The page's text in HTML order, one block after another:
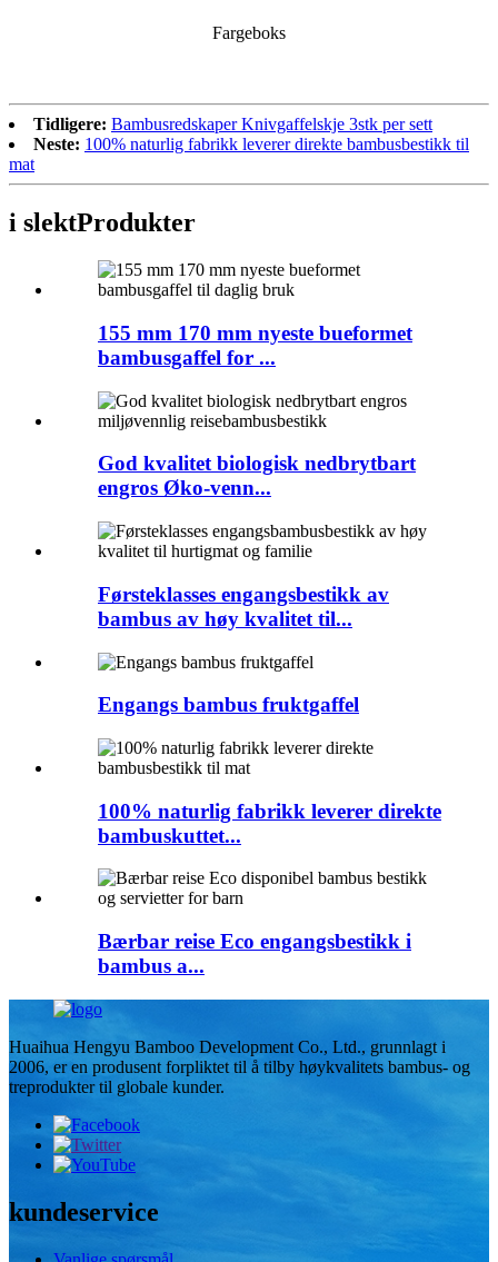
Fargeboks
Tidligere: Bambusredskaper Knivgaffelskje 3stk per sett
Neste: 100% naturlig fabrikk leverer direkte bambusbestikk til
mat
i slektProdukter
155 mm 170 mm nyeste bueformet
bambusgaffel for ...
God kvalitet biologisk nedbrytbart
engros Øko-venn...
Førsteklasses engangsbestikk av
bambus av høy kvalitet til...
Engangs bambus fruktgaffel
100% naturlig fabrikk leverer direkte
bambuskuttet...
Bærbar reise Eco engangsbestikk i
bambus a...
Huaihua Hengyu Bamboo Development Co., Ltd., grunnlagt i
2006, er en produsent forpliktet til å tilby høykvalitets bambus- og
treprodukter til globale kunder.
kundeservice